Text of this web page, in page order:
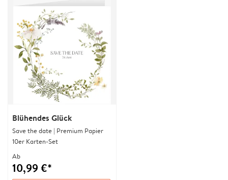
Blühendes Glück
Save the date | Premium Papier
10er Karten-Set
Ab
10,99 €*